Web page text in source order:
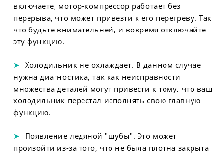
включаете, мотор-компрессор работает без
перерыва, что может привезти к его перегреву. Так
что будьте внимательней, и вовремя отключайте
эту функцию.
Холодильник не охлаждает. В данном случае
нужна диагностика, так как неисправности
множества деталей могут привести к тому, что ваш
холодильник перестал исполнять свою главную
функцию.
Появление ледяной "шубы". Это может
произойти из-за того, что не была плотна закрыта